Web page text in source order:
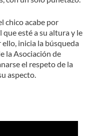
chico acabe por
esté a su altura y le
inicia la búsqueda
la Asociación de
el respeto de la
aspecto.